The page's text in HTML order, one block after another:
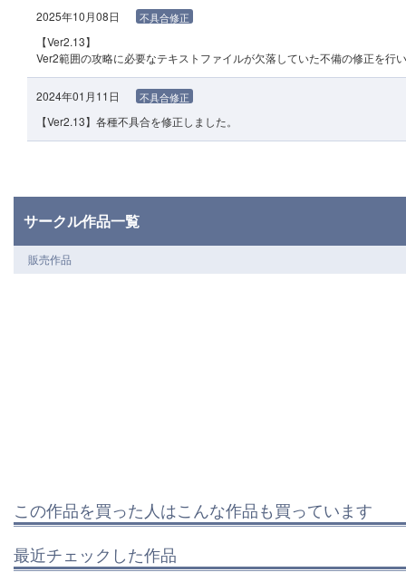
2025年10月08日 不具合修正
【Ver2.13】
Ver2範囲の攻略に必要なテキストファイルが欠落していた不備の修正を行
2024年01月11日 不具合修正
【Ver2.13】各種不具合を修正しました。
サークル作品一覧
販売作品
この作品を買った人はこんな作品も買っています
最近チェックした作品